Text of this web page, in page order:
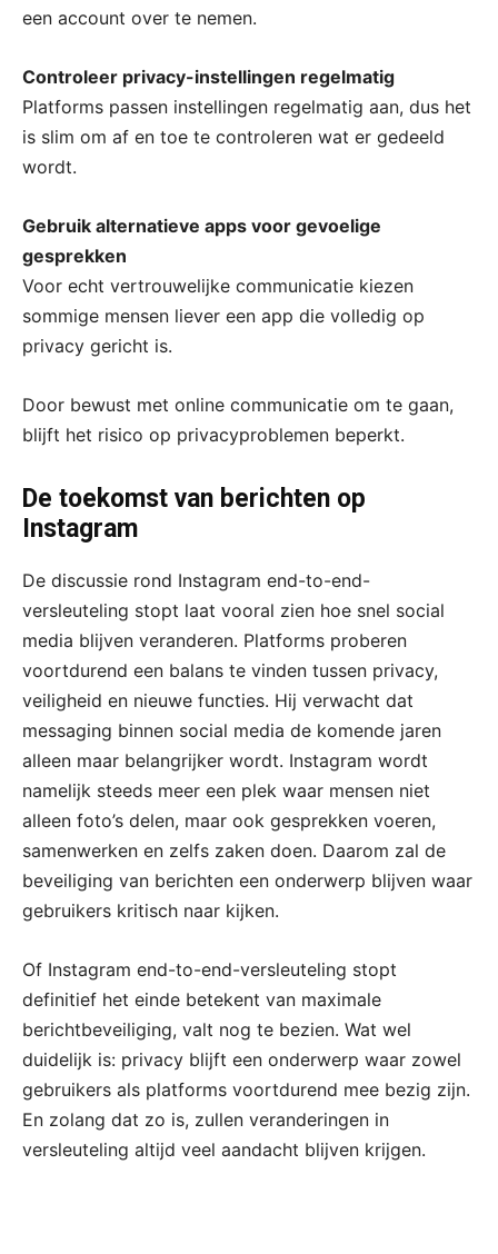
een account over te nemen.
Controleer privacy-instellingen regelmatig
Platforms passen instellingen regelmatig aan, dus het
is slim om af en toe te controleren wat er gedeeld
wordt.
Gebruik alternatieve apps voor gevoelige
gesprekken
Voor echt vertrouwelijke communicatie kiezen
sommige mensen liever een app die volledig op
privacy gericht is.
Door bewust met online communicatie om te gaan,
blijft het risico op privacyproblemen beperkt.
De toekomst van berichten op
Instagram
De discussie rond Instagram end-to-end-
versleuteling stopt laat vooral zien hoe snel social
media blijven veranderen. Platforms proberen
voortdurend een balans te vinden tussen privacy,
veiligheid en nieuwe functies. Hij verwacht dat
messaging binnen social media de komende jaren
alleen maar belangrijker wordt. Instagram wordt
namelijk steeds meer een plek waar mensen niet
alleen foto’s delen, maar ook gesprekken voeren,
samenwerken en zelfs zaken doen. Daarom zal de
beveiliging van berichten een onderwerp blijven waar
gebruikers kritisch naar kijken.
Of Instagram end-to-end-versleuteling stopt
definitief het einde betekent van maximale
berichtbeveiliging, valt nog te bezien. Wat wel
duidelijk is: privacy blijft een onderwerp waar zowel
gebruikers als platforms voortdurend mee bezig zijn.
En zolang dat zo is, zullen veranderingen in
versleuteling altijd veel aandacht blijven krijgen.